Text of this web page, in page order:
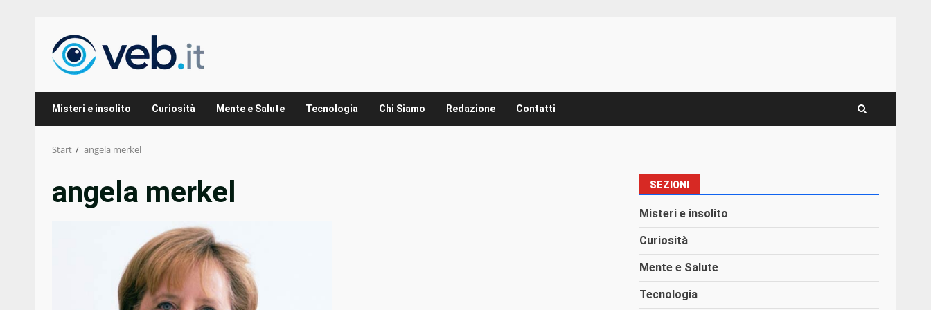
Inhalt
springen
Misteri e insolito Curiosità Mente e Salute Tecnologia Chi Siamo Redazione Contatti
Start angela merkel
angela merkel SEZIONI
Misteri e insolito
Curiosità
Mente e Salute
Tecnologia